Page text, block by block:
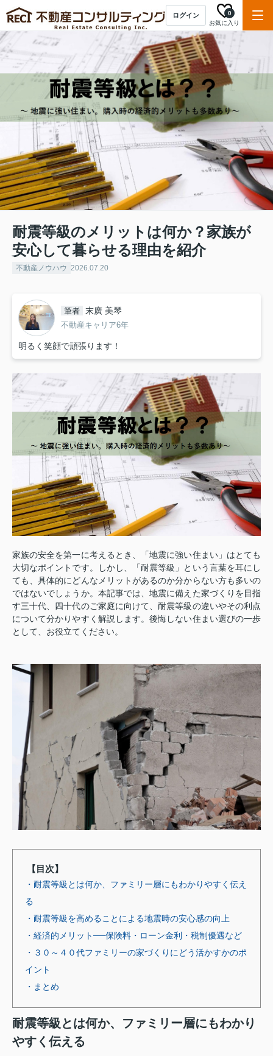
ログイン
お気に入り
0
耐震等級のメリットは何か？家族が
安心して暮らせる理由を紹介
不動産ノウハウ 2026.07.20
筆者 末廣 美琴
不動産キャリア6年
明るく笑顔で頑張ります！
家族の安全を第一に考えるとき、「地震に強い住まい」はとても
大切なポイントです。しかし、「耐震等級」という言葉を耳にし
ても、具体的にどんなメリットがあるのか分からない方も多いの
ではないでしょうか。本記事では、地震に備えた家づくりを目指
す三十代、四十代のご家庭に向けて、耐震等級の違いやその利点
について分かりやすく解説します。後悔しない住まい選びの一歩
として、お役立てください。
【目次】
・耐震等級とは何か、ファミリー層にもわかりやすく伝え
る
・耐震等級を高めることによる地震時の安心感の向上
・経済的メリット──保険料・ローン金利・税制優遇など
・３０～４０代ファミリーの家づくりにどう活かすかのポ
イント
・まとめ
耐震等級とは何か、ファミリー層にもわかり
やすく伝える